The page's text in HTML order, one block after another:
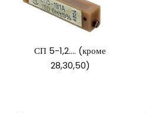
СП 5-1,2…. (кроме
28,30,50)